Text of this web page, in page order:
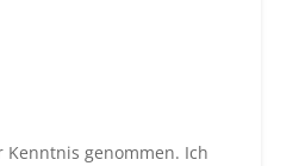
Kenntnis genommen. Ich